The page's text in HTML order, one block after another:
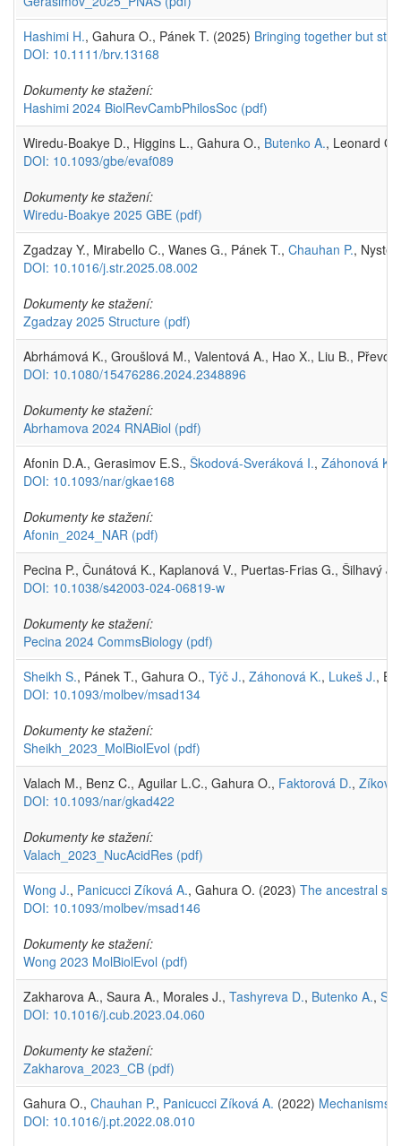
Hashimi H., Gahura O., Pánek T. (2025) Bringing together but
DOI: 10.1111/brv.13168
Dokumenty ke stažení:
Hashimi 2024 BiolRevCambPhilosSoc (pdf)
Wiredu-Boakye D., Higgins L., Gahura O., Butenko A., Leonard
DOI: 10.1093/gbe/evaf089
Dokumenty ke stažení:
Wiredu-Boakye 2025 GBE (pdf)
Zgadzay Y., Mirabello C., Wanes G., Pánek T., Chauhan P.,
DOI: 10.1016/j.str.2025.08.002
Dokumenty ke stažení:
Zgadzay 2025 Structure (pdf)
Abrhámová K., Groušlová M., Valentová A., Hao X., Liu B.,
DOI: 10.1080/15476286.2024.2348896
Dokumenty ke stažení:
Abrhamova 2024 RNABiol (pdf)
Afonin D.A., Gerasimov E.S., Škodová-Sveráková I., Záhonová K.
DOI: 10.1093/nar/gkae168
Dokumenty ke stažení:
Afonin_2024_NAR (pdf)
Pecina P., Čunátová K., Kaplanová V., Puertas-Frias G., Šilhavý
DOI: 10.1038/s42003-024-06819-w
Dokumenty ke stažení:
Pecina 2024 CommsBiology (pdf)
Sheikh S., Pánek T., Gahura O., Týč J., Záhonová K., Lukeš J.,
DOI: 10.1093/molbev/msad134
Dokumenty ke stažení:
Sheikh_2023_MolBiolEvol (pdf)
Valach M., Benz C., Aguilar L.C., Gahura O., Faktorová D., Zíková
DOI: 10.1093/nar/gkad422
Dokumenty ke stažení:
Valach_2023_NucAcidRes (pdf)
Wong J., Panicucci Zíková A., Gahura O. (2023) The ancestral
DOI: 10.1093/molbev/msad146
Dokumenty ke stažení:
Wong 2023 MolBiolEvol (pdf)
Zakharova A., Saura A., Morales J., Tashyreva D., Butenko A.,
DOI: 10.1016/j.cub.2023.04.060
Dokumenty ke stažení:
Zakharova_2023_CB (pdf)
Gahura O., Chauhan P., Panicucci Zíková A. (2022) Mechanisms
DOI: 10.1016/j.pt.2022.08.010